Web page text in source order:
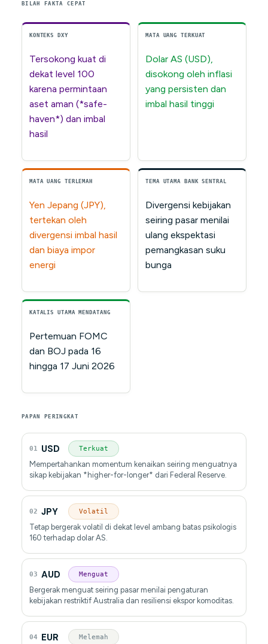
BILAH FAKTA CEPAT
KONTEKS DXY
Tersokong kuat di
dekat level 100
karena permintaan
aset aman (*safe-
haven*) dan imbal
hasil
MATA UANG TERKUAT
Dolar AS (USD),
disokong oleh inflasi
yang persisten dan
imbal hasil tinggi
MATA UANG TERLEMAH
Yen Jepang (JPY),
tertekan oleh
divergensi imbal hasil
dan biaya impor
energi
TEMA UTAMA BANK SENTRAL
Divergensi kebijakan
seiring pasar menilai
ulang ekspektasi
pemangkasan suku
bunga
KATALIS UTAMA MENDATANG
Pertemuan FOMC
dan BOJ pada 16
hingga 17 Juni 2026
PAPAN PERINGKAT
01 USD
Mempertahankan momentum kenaikan seiring menguatnya
sikap kebijakan *higher-for-longer* dari Federal Reserve.
Terkuat
02 JPY
Tetap bergerak volatil di dekat level ambang batas psikologis
160 terhadap dolar AS.
Volatil
03 AUD
Bergerak menguat seiring pasar menilai pengaturan
kebijakan restriktif Australia dan resiliensi ekspor komoditas.
Menguat
04 EUR Melemah